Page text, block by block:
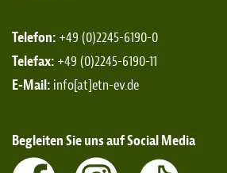
Telefon: +49 (0)2245-6190-0
Telefax: +49 (0)2245-6190-11
E-Mail: info[at]etn-ev.de
Begleiten Sie uns auf Social Media